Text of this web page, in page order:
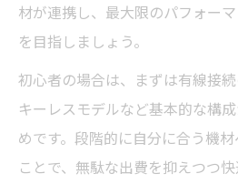
ゲーミングパソコン活
高速入力を支えるキーボー
パソコン活用術
高速入力対応のゲーミ
材が連携し、最大限のパフォー
を目指しましょう。
初心者の場合は、まずは有線接
キーレスモデルなど基本的な構
めです。段階的に自分に合う機
ことで、無駄な出費を抑えつつ